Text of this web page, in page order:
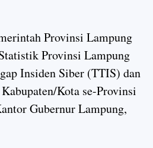
Provinsi Lampung
Provinsi Lampung
Insiden Siber (TTIS) dan
Kota se-Provinsi
Gubernur Lampung,